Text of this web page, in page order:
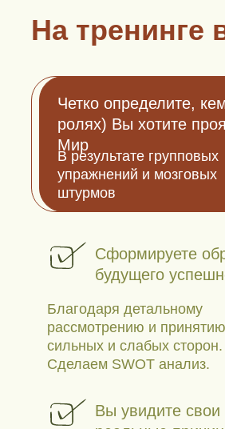
На тренинге
Сформируете
будущего
Благодаря детальному
рассмотрению и
сильных и слабых сторон.
Сделаем SWOT анализ.
Четко определите,
ролях) Вы хотите
Мир
В результате групповых
упражнений и мозговых
штурмов
Вы увидите свои